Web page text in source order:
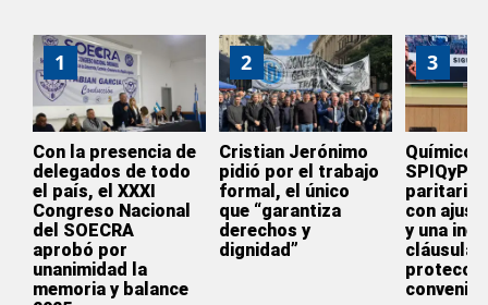
1
Con la presencia de
delegados de todo
el país, el XXXI
Congreso Nacional
del SOECRA
aprobó por
unanimidad la
memoria y balance
2
Cristian Jerónimo
pidió por el trabajo
formal, el único
que “garantiza
derechos y
dignidad”
3
SPIQyP
paritaria
con
y una
cláusula
convenio